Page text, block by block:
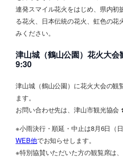
連発スマイル花火をはじめ、県内初
る花火、日本伝統の花火、虹色の花
みください。
津山城（鶴山公園）花火大会
9:30
津山城（鶴山公園）に花火大会の観
ます。
お問い合わせ先は、津山市観光協会
※小雨決行・順延・中止は8月6日（
WEB他でお知らせします。
※特別協賛いただいた方の観覧席は